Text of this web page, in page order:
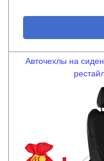
Авточехлы на